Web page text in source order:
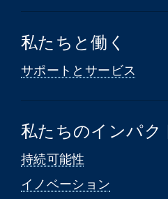
私たちと働く
サポートとサービス
私たちのインパク
持続可能性
イノベーション